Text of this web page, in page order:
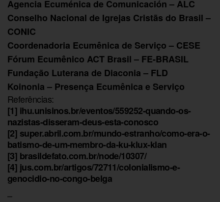
Agencia Ecuménica de Comunicación – ALC
Conselho Nacional de Igrejas Cristãs do Brasil –
CONIC
Coordenadoria Ecumênica de Serviço – CESE
Fórum Ecumênico ACT Brasil – FE-BRASIL
Fundação Luterana de Diaconia – FLD
Koinonia – Presença Ecumênica e Serviço
Referências:
[1] ihu.unisinos.br/eventos/559252-quando-os-
nazistas-disseram-deus-esta-conosco
[2] super.abril.com.br/mundo-estranho/como-era-o-
batismo-de-um-membro-da-ku-klux-klan
[3] brasildefato.com.br/node/10307/
[4] jus.com.br/artigos/72711/colonialismo-e-
genocidio-no-congo-belga
–